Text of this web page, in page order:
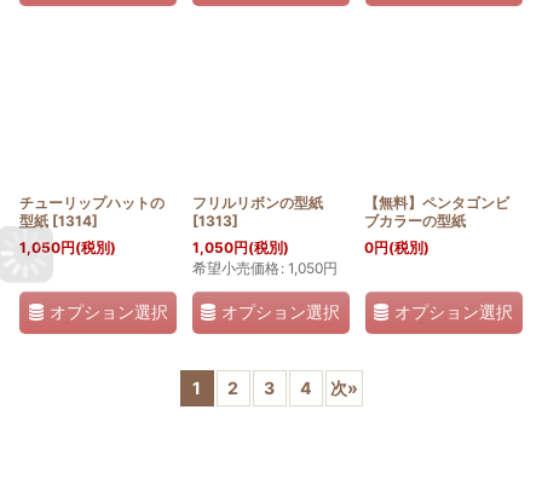
チューリップハットの
型紙 [1314]
1,050円(税別)
オプション選択
フリルリボンの型紙
[1313]
1,050円(税別)
希望小売価格: 1,050円
オプション選択
【無料】ペンタゴンビ
ブカラーの型紙
0円(税別)
オプション選択
1 2 3 4 次»